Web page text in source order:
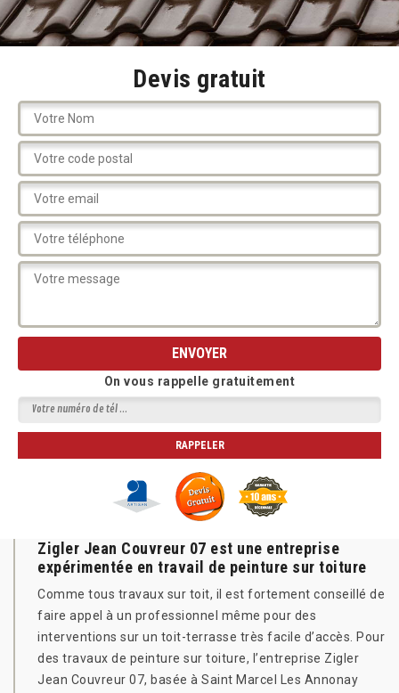
Devis gratuit
On vous rappelle gratuitement
Zigler Jean Couvreur 07 est une entreprise
expérimentée en travail de peinture sur toiture
Comme tous travaux sur toit, il est fortement conseillé de
faire appel à un professionnel même pour des
interventions sur un toit-terrasse très facile d’accès. Pour
des travaux de peinture sur toiture, l’entreprise Zigler
Jean Couvreur 07, basée à Saint Marcel Les Annonay